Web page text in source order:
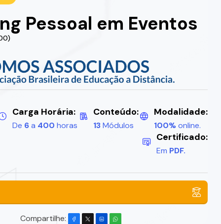
Pessoal em Eventos
Carga Horária:
De 6a 400 horas
Conteúdo:
13Módulos
Modalidade:
100%online.
Certificado:
Em PDF.
Compartilhe: